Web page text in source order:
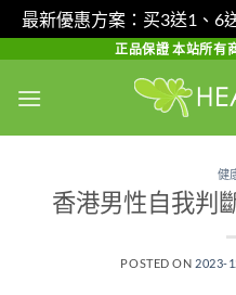
最新優惠方案：买3送1、6
content
正品保證 本站所有
健
香港男性自我判
POSTED ON 2023-